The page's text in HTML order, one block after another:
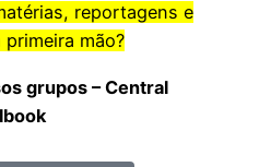
reportagens e
mão?
grupos – Central